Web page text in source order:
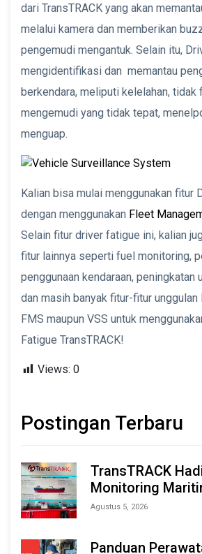
dari TransTRACK yang akan
melalui kamera dan memberikan
pengemudi mengantuk. Selain itu,
mengidentifikasi dan memantau
berkendara, meliputi kelelahan,
mengemudi yang tidak tepat,
menguap.
Kalian bisa mulai menggunakan fitur
dengan menggunakan Fleet
Selain fitur driver fatigue ini, kalian
fitur lainnya seperti fuel monitoring,
penggunaan kendaraan, peningkatan
dan masih banyak fitur-fitur unggulan
FMS maupun VSS untuk
Fatigue TransTRACK!
Views: 0
Postingan Terbaru
TransTRACK
Monitoring
Berbasis AI & IoT
Agustus 5, 2026
Panduan